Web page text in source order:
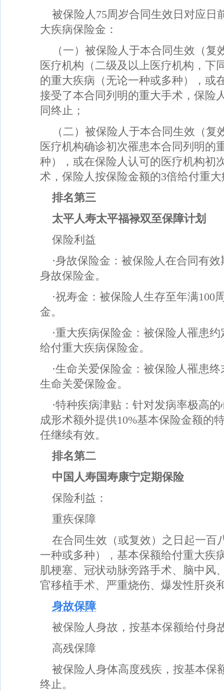
被保险人75周岁合同生效日对应日
大疾病保险金：
（一）被保险人于本合同生效（
医疗机构（二级及以上医疗机构，下
的重大疾病（无论一种或多种），或
接受了本合同列明的重大手术，保险
同终止；
（二）被保险人于本合同生效（
医疗机构确诊初次罹患本合同列明的
种），或在保险人认可的医疗机构初
术，保险人按保险金额的3倍给付重
排名第三
太平人寿太平福禄双至保障计划
保险利益
·身故保险金：被保险人在合同有
身故保险金。
·祝寿金：被保险人生存至年满100
金。
·重大疾病保险金：被保险人罹患
给付重大疾病保险金。
·生命关爱保险金：被保险人罹患
生命关爱保险金。
·特种疾病津贴：针对发病率极高
成形术额外提供10%基本保险金额的
任继续有效。
排名第二
中国人寿国寿康宁定期保险
保险利益：
重疾保障
在合同生效（或复效）之日起一百
一种或多种），基本保额给付重大疾
肌梗塞、冠状动脉旁路手术、脑中风
官移植手术、严重烧伤、爆发性肝炎
身故保障
被保险人身故，按基本保额给付身
高残保障
被保险人身体高度残疾，按基本保
终止。